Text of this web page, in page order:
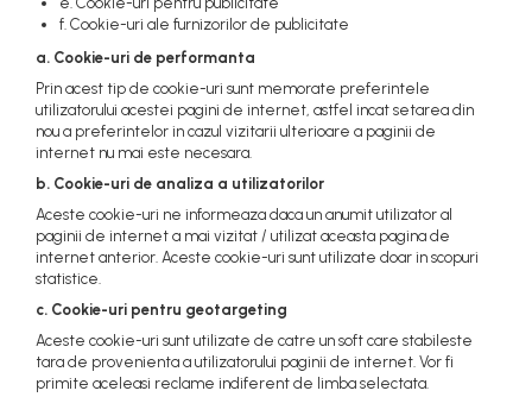
f. Cookie-uri ale furnizorilor de publicitate
a. Cookie-uri de performanta
Prin acest tip de cookie-uri sunt memorate preferintele
utilizatorului acestei pagini de internet, astfel incat setarea din
nou a preferintelor in cazul vizitarii ulterioare a paginii de
internet nu mai este necesara.
b. Cookie-uri de analiza a utilizatorilor
Aceste cookie-uri ne informeaza daca un anumit utilizator al
paginii de internet a mai vizitat / utilizat aceasta pagina de
internet anterior. Aceste cookie-uri sunt utilizate doar in scopuri
statistice.
c. Cookie-uri pentru geotargeting
Aceste cookie-uri sunt utilizate de catre un soft care stabileste
tara de provenienta a utilizatorului paginii de internet. Vor fi
primite aceleasi reclame indiferent de limba selectata.